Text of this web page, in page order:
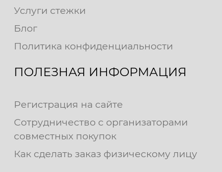
Услуги стежки
Блог
Политика конфиденциальности
ПОЛЕЗНАЯ ИНФОРМАЦИЯ
Регистрация на сайте
Сотрудничество с организаторами
совместных покупок
Как сделать заказ физическому лицу